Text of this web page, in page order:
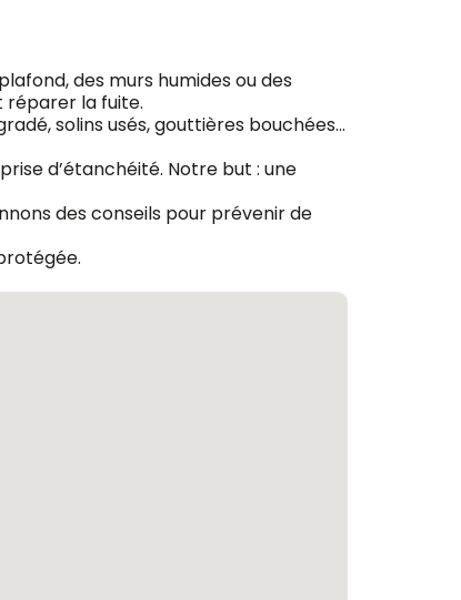
des murs humides ou des
réparer la fuite.
solins usés, gouttières bouchées…
d’étanchéité. Notre but : une
des conseils pour prévenir de